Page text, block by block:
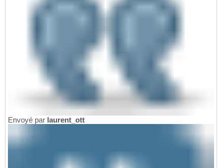
Envoyé par laurent_ott